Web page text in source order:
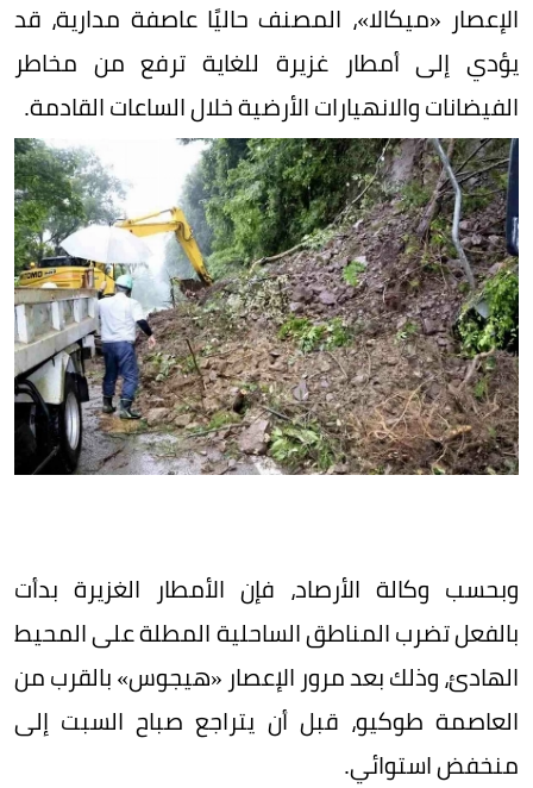
الإعصار «ميكالا»، المصنف حاليًا عاصفة مدارية، قد
يؤدي إلى أمطار غزيرة للغاية ترفع من مخاطر
الفيضانات والانهيارات الأرضية خلال الساعات القادمة.
وبحسب وكالة الأرصاد، فإن الأمطار الغزيرة بدأت
بالفعل تضرب المناطق الساحلية المطلة على المحيط
الهادئ، وذلك بعد مرور الإعصار «هيجوس» بالقرب من
العاصمة طوكيو، قبل أن يتراجع صباح السبت إلى
منخفض استوائي.